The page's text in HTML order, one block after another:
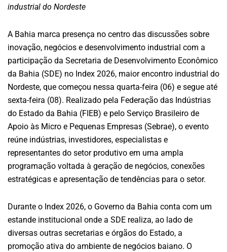
industrial do Nordeste
A Bahia marca presença no centro das discussões sobre
inovação, negócios e desenvolvimento industrial com a
participação da Secretaria de Desenvolvimento Econômico
da Bahia (SDE) no Index 2026, maior encontro industrial do
Nordeste, que começou nessa quarta-feira (06) e segue até
sexta-feira (08). Realizado pela Federação das Indústrias
do Estado da Bahia (FIEB) e pelo Serviço Brasileiro de
Apoio às Micro e Pequenas Empresas (Sebrae), o evento
reúne indústrias, investidores, especialistas e
representantes do setor produtivo em uma ampla
programação voltada à geração de negócios, conexões
estratégicas e apresentação de tendências para o setor.
Durante o Index 2026, o Governo da Bahia conta com um
estande institucional onde a SDE realiza, ao lado de
diversas outras secretarias e órgãos do Estado, a
promoção ativa do ambiente de negócios baiano. O